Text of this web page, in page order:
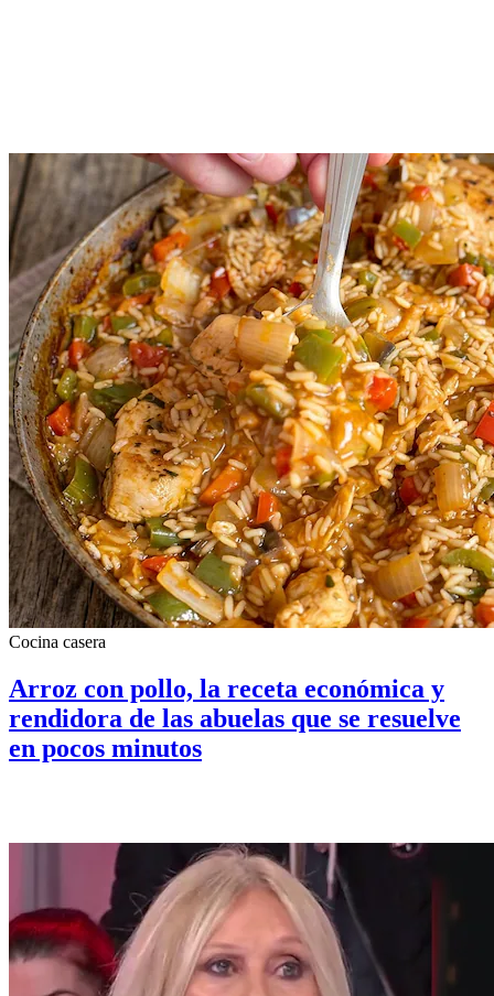
Cocina casera
Arroz con pollo, la receta económica y
rendidora de las abuelas que se resuelve
en pocos minutos